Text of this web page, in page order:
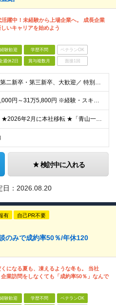
活躍中！未経験から上場企業へ。 成長企業
しいキャリアを始めよう
験歓迎 学歴不問 ベテランOK
週休2日 賞与複数月 面接1回
＼未経験・第二新卒・第三新卒、大歓迎／ 特別なスキルや業界経験は一切問いません。 「新しいことに挑戦したい」「腰を据えて長く働きたい」── そんな気持ちを、私たちは何よりも大切にしています。 中
月給 26万2,000円～31万5,800円 ※経験・スキルを考慮し、当社規定により決定いたします ※上記月給には固定残業代として30時間分（50,100円～61,300円）を含みます。超過分は別途全
★転勤ナシ ★2026年2月に本社移転 ★「青山一丁目駅」直結 ＜本社＞ 東京都港区南青山1-1-1 新青山ビル西館5階
検討中に入れる
： 2026.08.20
有 自己PR不要
のみで成約率50％/年休120
くになる夏も、凍えるような冬も。 当社
企業訪問をしなくても「成約率50％」なんで
験歓迎 学歴不問 ベテランOK